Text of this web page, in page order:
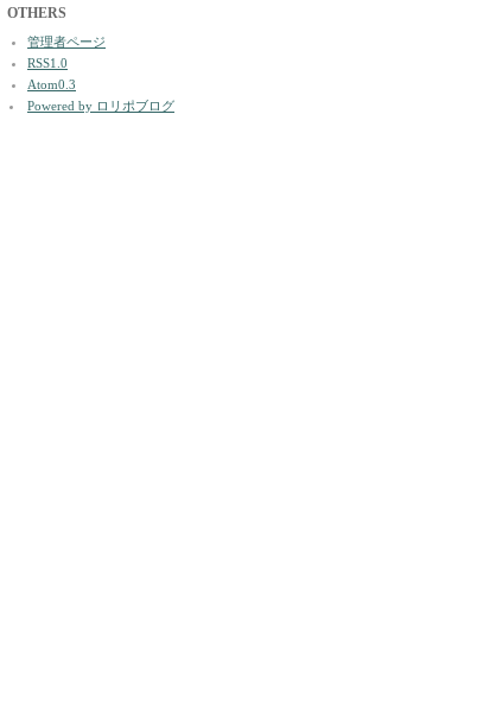
OTHERS
管理者ページ
RSS1.0
Atom0.3
Powered by ロリポブログ